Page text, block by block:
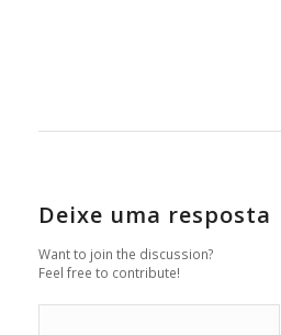
Deixe uma resposta
Want to join the discussion?
Feel free to contribute!